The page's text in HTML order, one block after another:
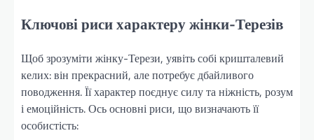
Ключові риси характеру жінки-Терезів
Щоб зрозуміти жінку-Терези, уявіть собі кришталевий
келих: він прекрасний, але потребує дбайливого
поводження. Її характер поєднує силу та ніжність, розум
і емоційність. Ось основні риси, що визначають її
особистість: